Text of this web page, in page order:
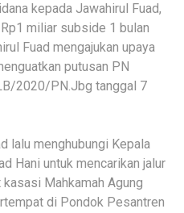
kepada Jawahirul Fuad,
miliar subside 1 bulan
Fuad mengajukan upaya
putusan PN
2020/PN.Jbg tanggal 7
lalu menghubungi Kepala
Hani untuk mencarikan jalur
Mahkamah Agung
di Pondok Pesantren